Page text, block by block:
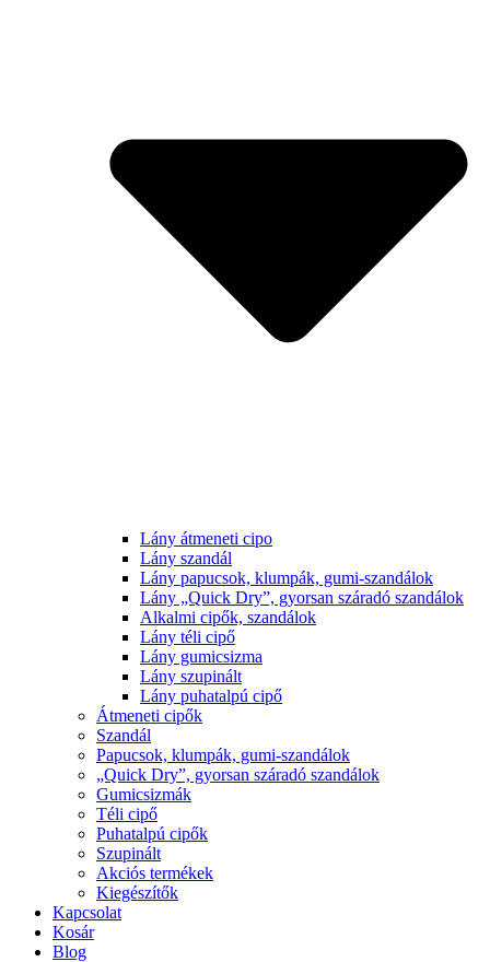
Lány átmeneti cipo
Lány szandál
Lány papucsok, klumpák, gumi-szandálok
Lány „Quick Dry”, gyorsan száradó szandálok
Alkalmi cipők, szandálok
Lány téli cipő
Lány gumicsizma
Lány szupinált
Lány puhatalpú cipő
Átmeneti cipők
Szandál
Papucsok, klumpák, gumi-szandálok
„Quick Dry”, gyorsan száradó szandálok
Gumicsizmák
Téli cipő
Puhatalpú cipők
Szupinált
Akciós termékek
Kiegészítők
Kapcsolat
Kosár
Blog